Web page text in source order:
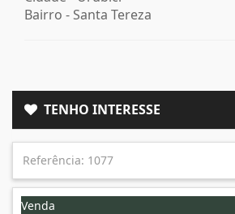
Bairro - Santa Tereza
TENHO INTERESSE
Venda